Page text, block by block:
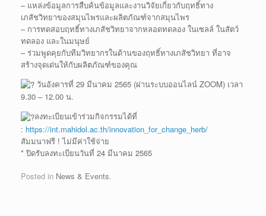
– แหล่งข้อมูลการสืบค้นข้อมูลและงานวิจัยเกี่ยวกับฤทธิ์ทาง
เภสัชวิทยาของสมุนไพรและผลิตภัณฑ์จากสมุนไพร
– การทดสอบฤทธิ์ทางเภสัชวิทยาจากหลอดทดลอง ในเซลล์ ในสัตว์
ทดลอง และในมนุษย์
– ร่วมพูดคุยกับทีมวิทยากรในด้านของฤทธิ์ทางเภสัชวิทยา ที่อาจ
สร้างจุดเด่นให้กับผลิตภัณฑ์ของคุณ
วันอังคารที่ 29 มีนาคม 2565 (ผ่านระบบออนไลน์ ZOOM) เวลา
9.30 – 12.00 น.
ลงทะเบียนเข้าร่วมกิจกรรมได้ที่
: https://int.mahidol.ac.th/innovation_for_change_herb/
สัมมนาฟรี ! ไม่มีค่าใช้จ่าย
* ปิดรับลงทะเบียนวันที่ 24 มีนาคม 2565
Posted in News & Events.